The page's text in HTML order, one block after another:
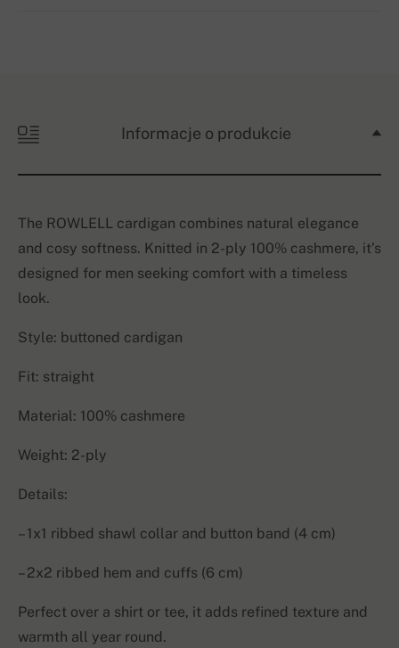
Informacje o produkcie
The ROWLELL cardigan combines natural elegance
and cosy softness. Knitted in 2-ply 100% cashmere, it’s
designed for men seeking comfort with a timeless
look.
Style: buttoned cardigan
Fit: straight
Material: 100% cashmere
Weight: 2-ply
Details:
– 1x1 ribbed shawl collar and button band (4 cm)
– 2x2 ribbed hem and cuffs (6 cm)
Perfect over a shirt or tee, it adds refined texture and
warmth all year round.